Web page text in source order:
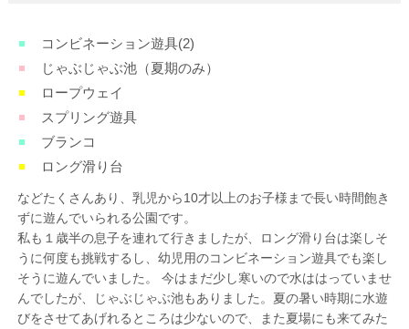
コンビネーション遊具(2)
じゃぶじゃぶ池（夏期のみ）
ロープウェイ
スプリング遊具
ブランコ
ロング滑り台
などたくさんあり、乳児から10才以上のお子様まで長い時間飽き
ずに遊んでいられる公園です。
私も１歳半の息子を連れて行きましたが、ロング滑り台は楽しそ
うに何度も挑戦するし、幼児用のコンビネーション遊具でも楽し
そうに遊んでいました。 今はまだ少し寒いので水ははっていませ
んでしたが、じゃぶじゃぶ池もありました。夏の暑い時期に水遊
びをさせてあげれるところは少ないので、また夏場にも来てみた